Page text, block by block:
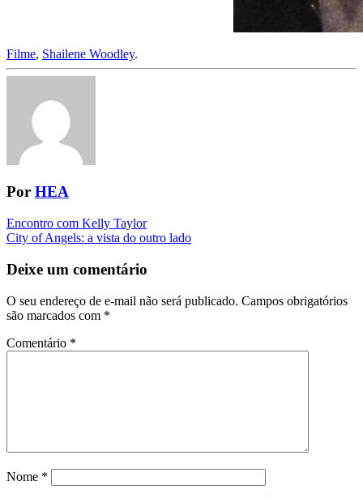
Filme, Shailene Woodley.
Por HEA
Navegação
da
Postagem
Encontro com Kelly Taylor
City of Angels: a vista do outro lado
Deixe um comentário
O seu endereço de e-mail não será publicado. Campos obrigatórios
são marcados com *
Comentário *
Nome *